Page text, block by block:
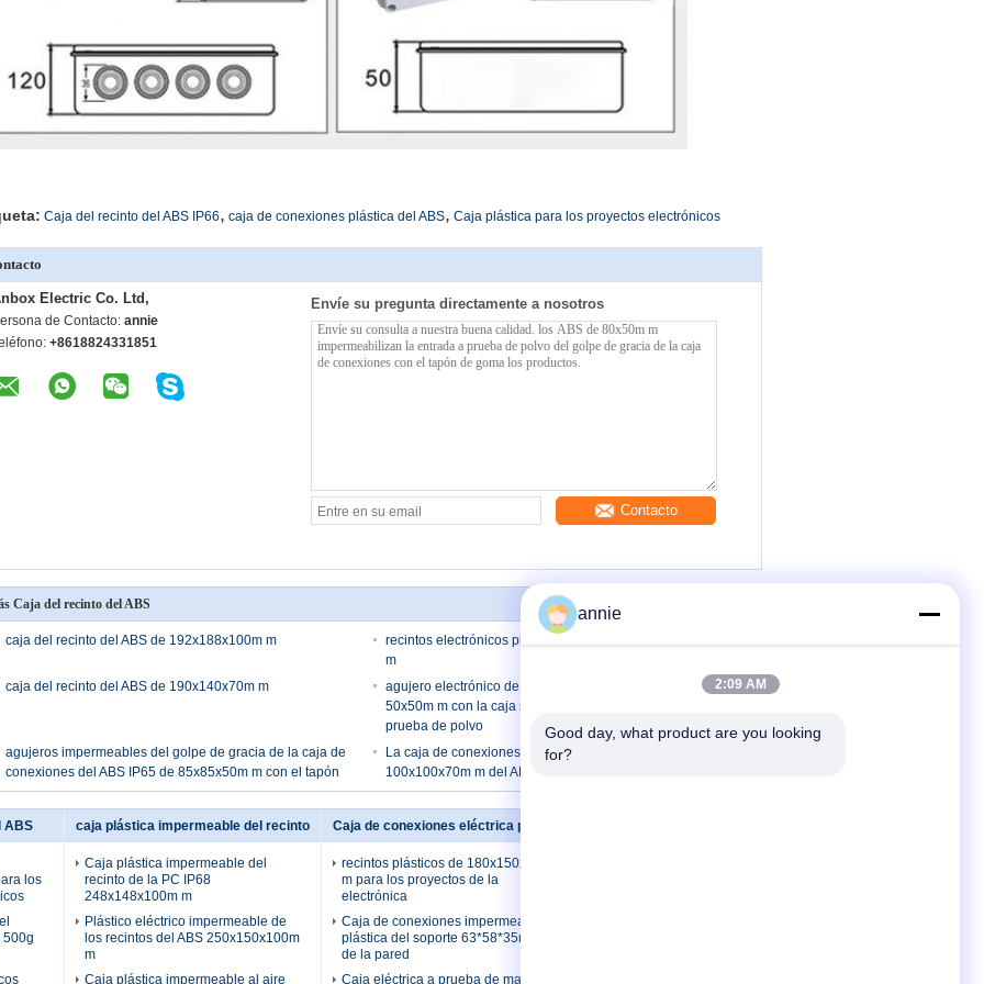
Caja del recinto del ABS IP66, caja de conexiones plástica del ABS, Caja plástica para los proyectos electrónicos
Electric Co. Ltd,
de Contacto: annie
+8618824331851
Envíe su pregunta directamente a nosotros
Contacto
Caja del recinto del ABS
caja del recinto del ABS de 192x188x100m m
recintos electrónicos plásticos del ABS de 200x120x56m
m
caja del recinto del ABS de 190x140x70m m
agujero electrónico de la caja de conexiones del ABS de
50x50m m con la caja sellada del tapón de goma a
prueba de polvo
agujeros impermeables del golpe de gracia de la caja de
conexiones del ABS IP65 de 85x85x50m m con el tapón
La caja de conexiones eléctrica montada en la pared
100x100x70m m del ABS IP65 con golpes de gracia tapa
ABS
los
500g
caja plástica impermeable del recinto
Caja plástica impermeable del
recinto de la PC IP68
248x148x100m m
Plástico eléctrico impermeable de
los recintos del ABS 250x150x100m
m
Caja plástica impermeable al aire
Caja de conexiones eléctrica plástica
recintos plásticos de 180x150x70m
m para los proyectos de la
electrónica
Caja de conexiones impermeable
plástica del soporte 63*58*35m m
de la pared
Caja eléctrica a prueba de mal
annie
2:09 AM
Good day, what product are you looking
for?